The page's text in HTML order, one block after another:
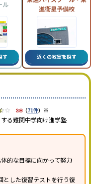
ル
す
進衛星予備校
近くの教室を探す
3.8（71件） ※
る難関中学向け進学塾
的な目標に向かって努力
とした復習テストを行う復